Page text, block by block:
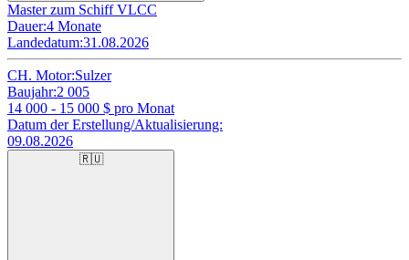
Master zum Schiff VLCC
Dauer:4 Monate
Landedatum:31.08.2026
CH. Motor:Sulzer
Baujahr:2 005
14 000 - 15 000 $ pro Monat
Datum der Erstellung/Aktualisierung:
09.08.2026
🇷🇺